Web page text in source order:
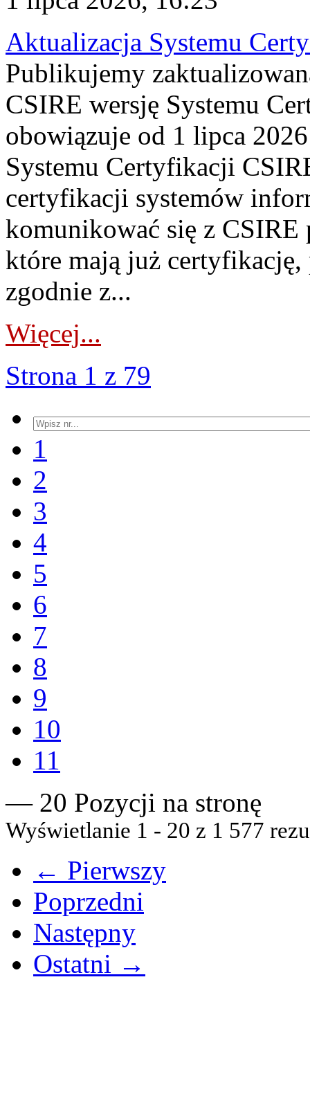
Aktualizacja Systemu
Publikujemy
CSIRE wersję Systemu
obowiązuje od 1 lipca
Systemu Certyfikacji
certyfikacji systemów
komunikować się z
które mają już
zgodnie z...
Więcej...
Strona 1 z 79
1
2
3
4
5
6
7
8
9
10
11
— 20 Pozycji na stronę
Wyświetlanie 1 - 20 z 1 577
← Pierwszy
Poprzedni
Następny
Ostatni →